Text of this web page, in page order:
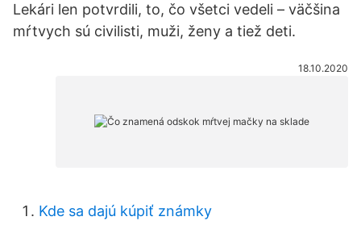
Lekári len potvrdili, to, čo všetci vedeli – väčšina
mŕtvych sú civilisti, muži, ženy a tiež deti.
18.10.2020
Kde sa dajú kúpiť známky